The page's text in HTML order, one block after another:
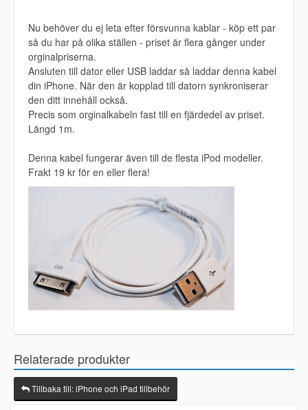
Nu behöver du ej leta efter försvunna kablar - köp ett par
så du har på olika ställen - priset är flera gånger under
orginalpriserna.
Ansluten till dator eller USB laddar så laddar denna kabel
din iPhone. När den är kopplad till datorn synkroniserar
den ditt innehåll också.
Precis som orginalkabeln fast till en fjärdedel av priset.
Längd 1m.
Denna kabel fungerar även till de flesta iPod modeller.
Frakt 19 kr för en eller flera!
Relaterade produkter
Tillbaka till: iPhone och iPad tillbehör